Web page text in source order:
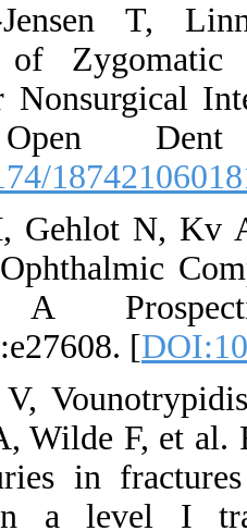
7. Starch-
Treatment of
Surgical or
Study.
[DOI:10.2174/
8. Jain SM,
TR, et al.
Trauma:
9. Kramer V,
Schramm A,
ocular
complex in